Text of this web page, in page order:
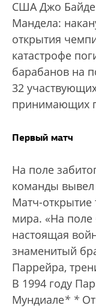
США Джо
Мандела:
открытия
катастрофе
барабанов на
32
принимающих
Первый матч
На поле
коман­ды
Матч-открытие
мира. «На поле
настоящая
знаменитый
Паррейра,
В 1994 году
Мундиале* *